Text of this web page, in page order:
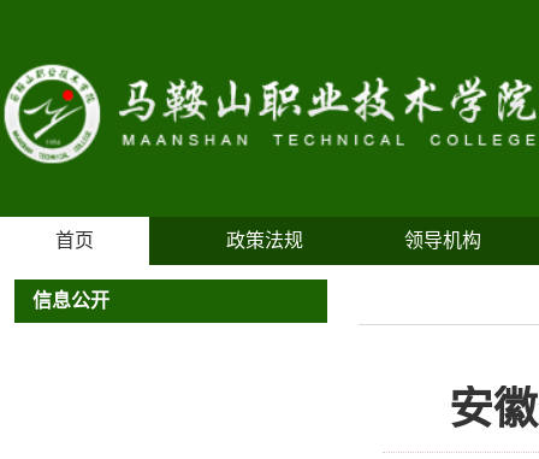
首页 政策法规 领导机构
信息公开
安